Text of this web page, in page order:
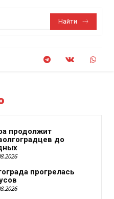
Найти
продолжит
до
прогрелась